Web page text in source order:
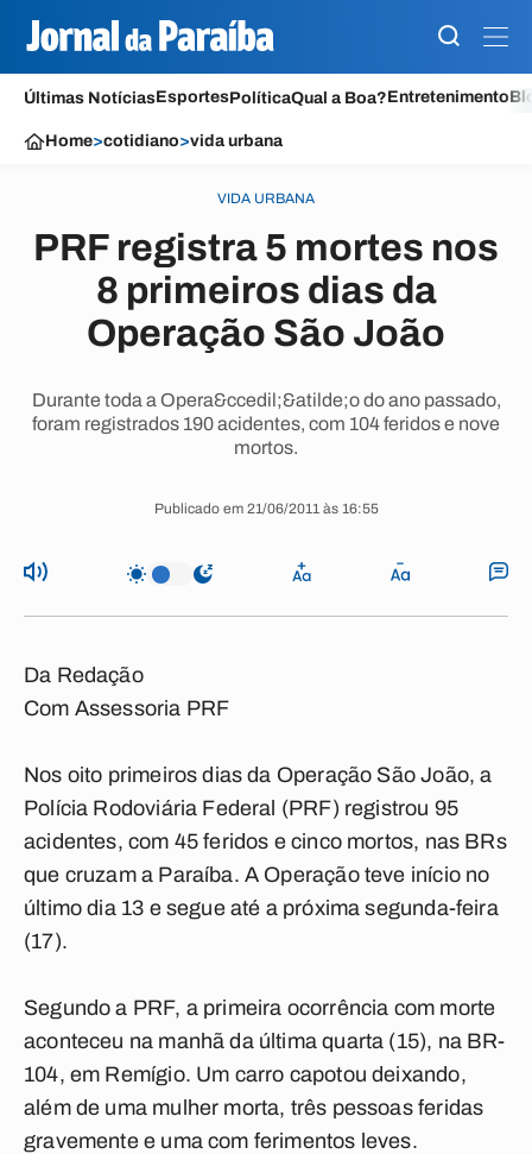
Últimas NotíciasEsportesPolíticaQual a Boa?Entretenimento
Home>cotidiano>vida urbana
VIDA URBANA
PRF registra 5 mortes nos
8 primeiros dias da
Operação São João
Durante toda a Opera&ccedil;&atilde;o do ano passado,
foram registrados 190 acidentes, com 104 feridos e nove
mortos.
Publicado em 21/06/2011 às 16:55
Da Redação
Com Assessoria PRF
Nos oito primeiros dias da Operação São João, a
Polícia Rodoviária Federal (PRF) registrou 95
acidentes, com 45 feridos e cinco mortos, nas BRs
que cruzam a Paraíba. A Operação teve início no
último dia 13 e segue até a próxima segunda-feira
(17).
Segundo a PRF, a primeira ocorrência com morte
aconteceu na manhã da última quarta (15), na BR-
104, em Remígio. Um carro capotou deixando,
além de uma mulher morta, três pessoas feridas
gravemente e uma com ferimentos leves.